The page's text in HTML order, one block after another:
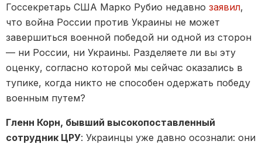
Госсекретарь США Марко Рубио недавно заявил,
что война России против Украины не может
завершиться военной победой ни одной из сторон
— ни России, ни Украины. Разделяете ли вы эту
оценку, согласно которой мы сейчас оказались в
тупике, когда никто не способен одержать победу
военным путем?
Гленн Корн, бывший высокопоставленный
сотрудник ЦРУ: Украинцы уже давно осознали: они